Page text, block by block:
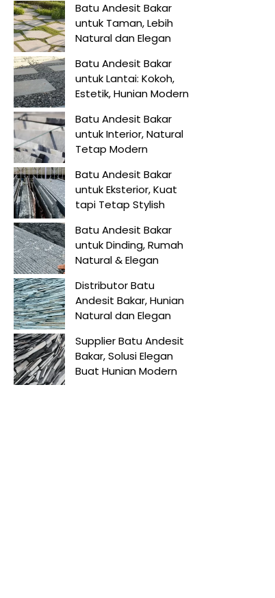
Batu Andesit Bakar
untuk Taman, Lebih
Natural dan Elegan
Batu Andesit Bakar
untuk Lantai: Kokoh,
Estetik, Hunian Modern
Batu Andesit Bakar
untuk Interior, Natural
Tetap Modern
Batu Andesit Bakar
untuk Eksterior, Kuat
tapi Tetap Stylish
Batu Andesit Bakar
untuk Dinding, Rumah
Natural & Elegan
Distributor Batu
Andesit Bakar, Hunian
Natural dan Elegan
Supplier Batu Andesit
Bakar, Solusi Elegan
Buat Hunian Modern